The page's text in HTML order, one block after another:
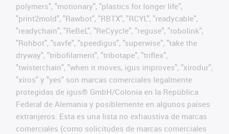
polymers", "motionary", "plastics for longer life",
"print2mold", "Rawbot", "RBTX", "RCYL", "readycable",
"readychain", "ReBeL", "ReCyycle", "reguse", "robolink",
"Rohbot", "savfe", "speedigus", "superwise", "take the
dryway", "tribofilament", "tribotape", "triflex",
"twisterchain", "when it moves, igus improves", "xirodur",
"xiros" y "yes" son marcas comerciales legalmente
protegidas de igus® GmbH/Colonia en la República
Federal de Alemania y posiblemente en algunos países
extranjeros. Esta es una lista no exhaustiva de marcas
comerciales (como solicitudes de marcas comerciales